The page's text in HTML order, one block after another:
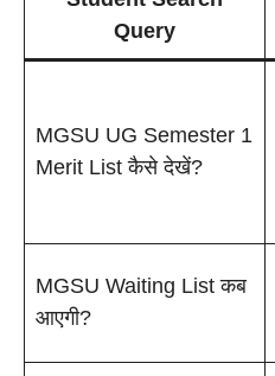
Query
MGSU UG Semester 1
Merit List कैसे देखें?
MGSU Waiting List कब
आएगी?